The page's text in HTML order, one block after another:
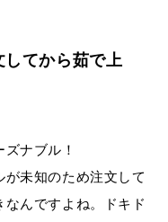
してから茹で上
ナブル！
未知のため注文して
んですよね。ドキド